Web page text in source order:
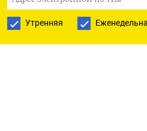
Утренняя
домохозяйств в настоящее
альтернативных